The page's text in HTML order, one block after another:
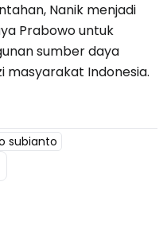
Nanik menjadi
Prabowo untuk
sumber daya
masyarakat Indonesia.
subianto